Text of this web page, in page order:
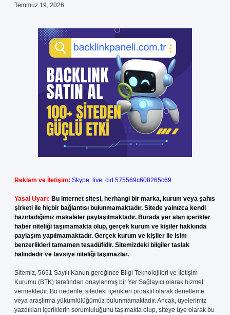
Temmuz 19, 2026
Reklam ve İletişim: Skype: live:.cid.575569c608265c69
Yasal Uyarı: Bu internet sitesi, herhangi bir marka, kurum veya şahıs
şirketi ile hiçbir bağlantısı bulunmamaktadır. Sitede yalnızca kendi
hazırladığımız makaleler paylaşılmaktadır. Burada yer alan içerikler
haber niteliği taşımamakta olup, gerçek kurum ve kişiler hakkında
paylaşım yapılmamaktadır. Gerçek kurum ve kişiler ile isim
benzerlikleri tamamen tesadüfidir. Sitemizdeki bilgiler taslak
halindedir ve tavsiye niteliği taşımazlar.
Sitemiz, 5651 Sayılı Kanun gereğince Bilgi Teknolojileri ve İletişim
Kurumu (BTK) tarafından onaylanmış bir Yer Sağlayıcı olarak hizmet
vermektedir. Bu nedenle, sitedeki içerikleri proaktif olarak denetleme
veya araştırma yükümlülüğümüz bulunmamaktadır. Ancak, üyelerimiz
yazdıkları içeriklerin sorumluluğunu taşımakta olup, siteye üye olarak bu